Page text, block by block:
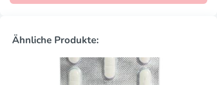
Ähnliche Produkte: